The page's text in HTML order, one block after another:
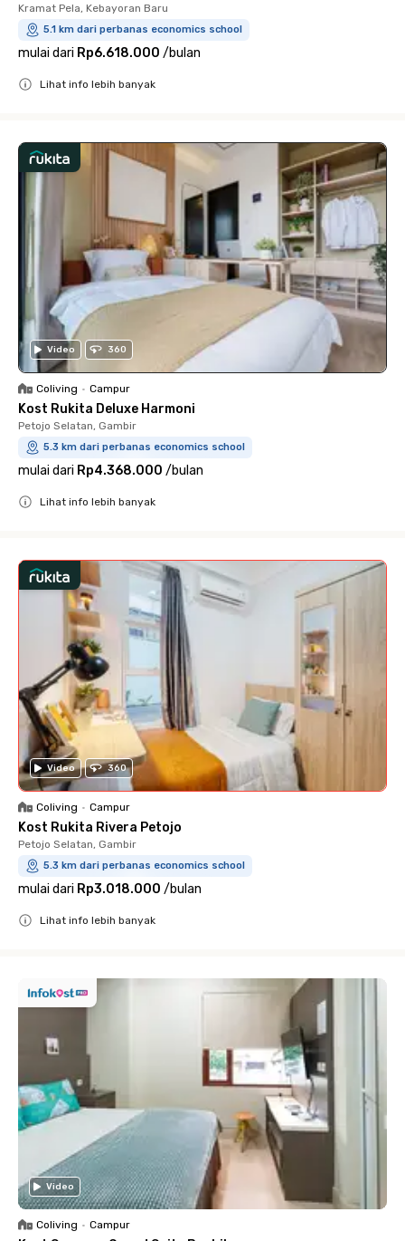
Kramat Pela, Kebayoran Baru
5.1 km dari perbanas economics school
mulai dari Rp6.618.000 /bulan
Lihat info lebih banyak
Video 360
Coliving • Campur
Kost Rukita Deluxe Harmoni
Petojo Selatan, Gambir
5.3 km dari perbanas economics school
mulai dari Rp4.368.000 /bulan
Lihat info lebih banyak
Video 360
Coliving • Campur
Kost Rukita Rivera Petojo
Petojo Selatan, Gambir
5.3 km dari perbanas economics school
mulai dari Rp3.018.000 /bulan
Lihat info lebih banyak
Video
Coliving • Campur